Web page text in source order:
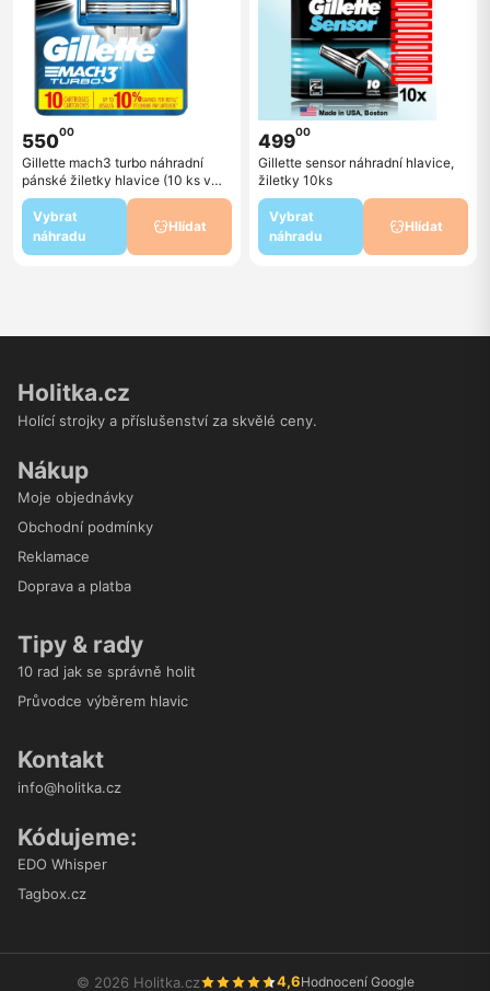
55000
Gillette mach3 turbo náhradní
pánské žiletky hlavice (10 ks v
balení)
Vybrat
náhradu
Hlídat
49900
Gillette sensor náhradní hlavice,
žiletky 10ks
Vybrat
náhradu
Hlídat
Holitka.cz
Holící strojky a příslušenství za skvělé ceny.
Nákup
Moje objednávky
Obchodní podmínky
Reklamace
Doprava a platba
Tipy & rady
10 rad jak se správně holit
Průvodce výběrem hlavic
Kontakt
info@holitka.cz
Kódujeme:
EDO Whisper
Tagbox.cz
© 2026 Holitka.cz 4,6Hodnocení Google